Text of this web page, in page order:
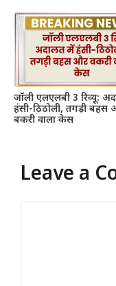
जॉली एलएलबी 3 रिव्यू:
हंसी-ठिठोली, तगड़ी बहस
बकरी वाला केस
Leave a